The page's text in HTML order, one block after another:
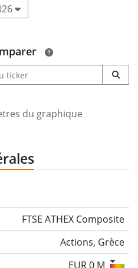
du graphique
FTSE ATHEX Composite
Actions, Grèce
EUR 0 M